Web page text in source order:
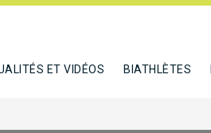
ET VIDÉOS BIATHLÈTES